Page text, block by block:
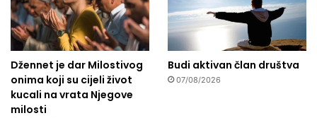
Džennet je dar Milostivog
onima koji su cijeli život
kucali na vrata Njegove
milosti
Budi aktivan član društva
07/08/2026